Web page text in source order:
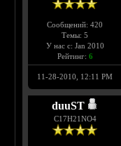
Сообщений: 420
Темы: 5
У нас с: Jan 2010
Рейтинг: 6
11-28-2010, 12:11 PM
duuST
С17H21NO4